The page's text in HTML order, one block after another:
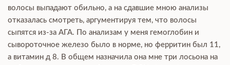
волосы выпадают обильно, а на сдавшие мною анализы
отказалась смотреть, аргументируя тем, что волосы
сыпятся из-за АГА. По анализам у меня гемоглобин и
сывороточное железо было в норме, но ферритин был 11,
а витамин д 8. В общем назначила она мне три лосьона на